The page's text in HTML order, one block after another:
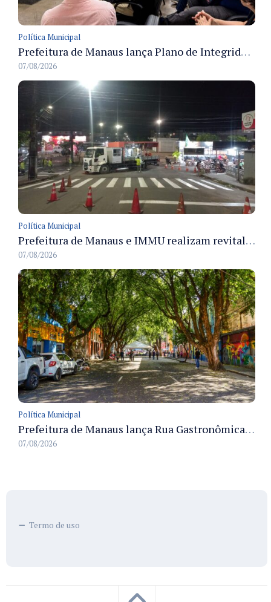
Política Municipal
Prefeitura de Manaus lança Plano de Integridade da CGM para o biênio 2027-2028 com diretrizes de governança e transparência
07/08/2026
Política Municipal
Prefeitura de Manaus e IMMU realizam revitalização da sinalização viária em corredores das zonas Sul e Norte na noite de 6/8
07/08/2026
Política Municipal
Prefeitura de Manaus lança Rua Gastronômica preservando as 17 árvores da Ferreira Pena no Centro
07/08/2026
Termo de uso